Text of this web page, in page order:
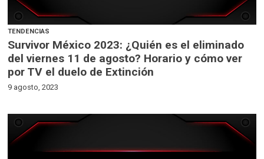
TENDENCIAS
Survivor México 2023: ¿Quién es el eliminado
del viernes 11 de agosto? Horario y cómo ver
por TV el duelo de Extinción
9 agosto, 2023